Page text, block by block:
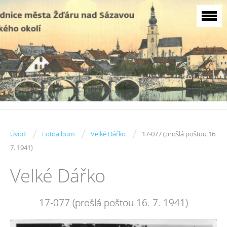
Úvod / Fotoalbum / Velké Dářko /
17-077 (prošlá poštou 16.
7. 1941)
Velké Dářko
17-077 (prošlá poštou 16. 7. 1941)